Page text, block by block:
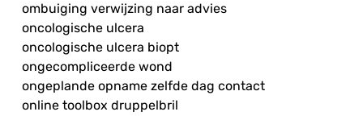
ombuiging verwijzing naar advies
oncologische ulcera
oncologische ulcera biopt
ongecompliceerde wond
ongeplande opname zelfde dag contact
online toolbox druppelbril